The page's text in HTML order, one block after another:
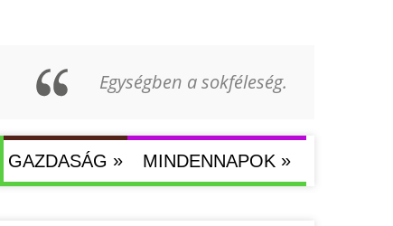
Egységben a sokféleség.
GAZDASÁG » MINDENNAPOK »